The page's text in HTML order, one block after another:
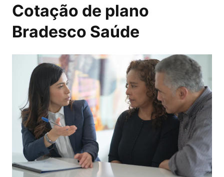
Cotação de plano
Bradesco Saúde